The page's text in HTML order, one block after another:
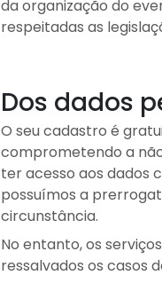
da organização do
respeitadas as
Dos dados
O seu cadastro é
comprometendo a
ter acesso aos dados
possuímos a
circunstância.
No entanto, os
ressalvados os casos